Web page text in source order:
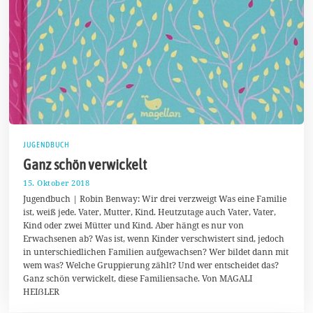
JUGENDBUCH
Ganz schön verwickelt
15. Oktober 2018
.
O
k
t
o
b
e
r
Jugendbuch | Robin Benway: Wir drei verzweigt Was eine Familie
ist, weiß jede. Vater, Mutter, Kind. Heutzutage auch Vater, Vater,
Kind oder zwei Mütter und Kind. Aber hängt es nur von
Erwachsenen ab? Was ist, wenn Kinder verschwistert sind, jedoch
in unterschiedlichen Familien aufgewachsen? Wer bildet dann mit
wem was? Welche Gruppierung zählt? Und wer entscheidet das?
Ganz schön verwickelt, diese Familiensache. Von MAGALI
HEIẞLER